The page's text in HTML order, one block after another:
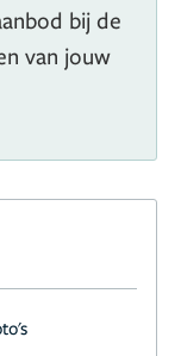
bij de
van jouw